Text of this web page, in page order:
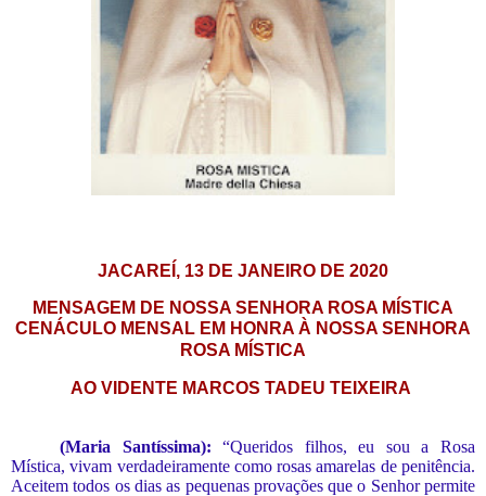
JACAREÍ, 13 DE JANEIRO DE 2020
MENSAGEM DE NOSSA SENHORA ROSA MÍSTICA
CENÁCULO MENSAL EM HONRA À NOSSA SENHORA
ROSA MÍSTICA
AO VIDENTE MARCOS TADEU TEIXEIRA
(Maria Santíssima):“Queridos filhos, eu sou a Rosa
Mística, vivam verdadeiramente como rosas amarelas de penitência.
Aceitem todos os dias as pequenas provações que o Senhor permite